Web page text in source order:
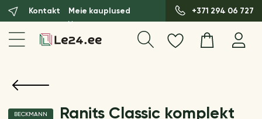
Kontakt Meie kauplused +371 294 06 727
BECKMANN
Ranits Classic komplekt